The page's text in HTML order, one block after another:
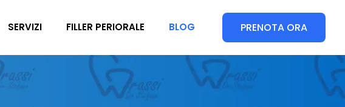
SERVIZI FILLER PERIORALE BLOG PRENOTA ORA